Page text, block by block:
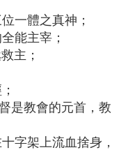
一體之真神；
能主宰；
主；
是教會的元首，教
字架上流血捨身，